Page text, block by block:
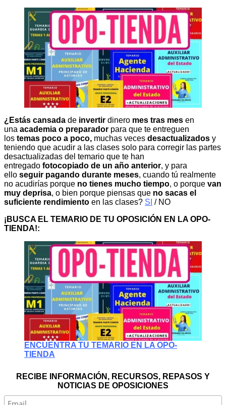
¿Estás cansada de invertir dinero mes tras mes en
una academia o preparador para que te entreguen
los temas poco a poco, muchas veces desactualizados y
teniendo que acudir a las clases solo para corregir las partes
desactualizadas del temario que te han
entregado fotocopiado de un año anterior, y para
ello seguir pagando durante meses, cuando tú realmente
no acudirías porque no tienes mucho tiempo, o porque van
muy deprisa, o bien porque piensas que no sacas el
suficiente rendimiento en las clases? SI / NO
¡BUSCA EL TEMARIO DE TU OPOSICIÓN EN LA OPO-
TIENDA!:
ENCUENTRA TU TEMARIO EN LA OPO-
TIENDA
RECIBE INFORMACIÓN, RECURSOS, REPASOS Y
NOTICIAS DE OPOSICIONES